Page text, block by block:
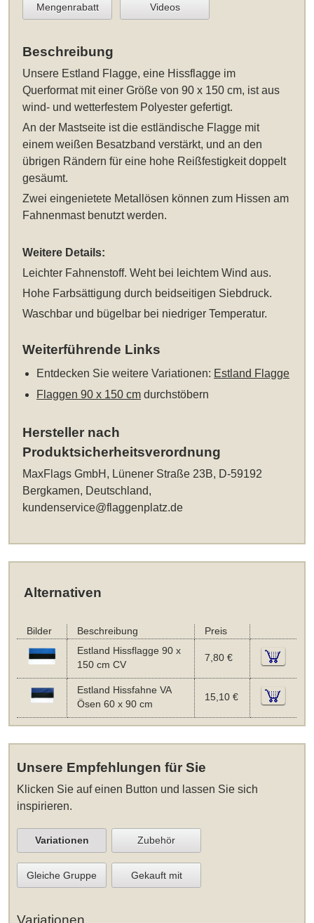
Mengenrabatt Videos
Beschreibung
Unsere Estland Flagge, eine Hissflagge im
Querformat mit einer Größe von 90 x 150 cm, ist aus
wind- und wetterfestem Polyester gefertigt.
An der Mastseite ist die estländische Flagge mit
einem weißen Besatzband verstärkt, und an den
übrigen Rändern für eine hohe Reißfestigkeit doppelt
gesäumt.
Zwei eingenietete Metallösen können zum Hissen am
Fahnenmast benutzt werden.
Weitere Details:
Leichter Fahnenstoff. Weht bei leichtem Wind aus.
Hohe Farbsättigung durch beidseitigen Siebdruck.
Waschbar und bügelbar bei niedriger Temperatur.
Weiterführende Links
Entdecken Sie weitere Variationen: Estland Flagge
Flaggen 90 x 150 cm durchstöbern
Hersteller nach
Produktsicherheitsverordnung
MaxFlags GmbH, Lünener Straße 23B, D-59192
Bergkamen, Deutschland,
kundenservice@flaggenplatz.de
Alternativen
Bilder Beschreibung
Preis
Estland Hissflagge 90 x
150 cm CV
7,80 €
Estland Hissfahne VA
Ösen 60 x 90 cm
15,10 €
Unsere Empfehlungen für Sie
Klicken Sie auf einen Button und lassen Sie sich
inspirieren.
Variationen Zubehör
Gleiche Gruppe Gekauft mit
Variationen